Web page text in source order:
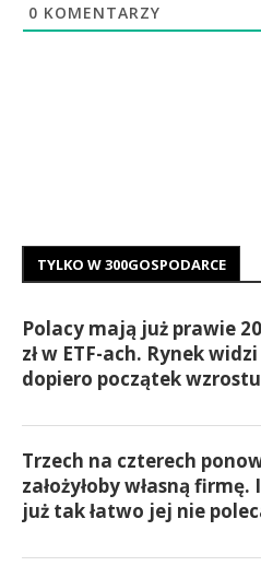
0 KOMENTARZY
TYLKO W 300GOSPODARCE
Polacy mają już prawie
zł w ETF-ach. Rynek widzi
dopiero początek wzrostu
Trzech na czterech
założyłoby własną firmę.
już tak łatwo jej nie